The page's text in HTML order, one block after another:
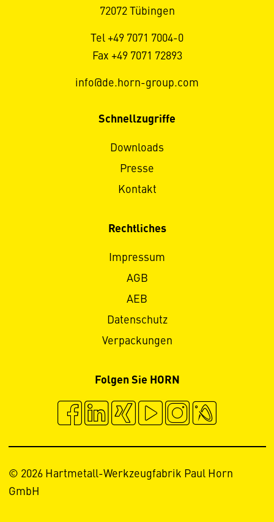
72072 Tübingen
Tel +49 7071 7004-0
Fax +49 7071 72893
info@de.horn-group.com
Schnellzugriffe
Downloads
Presse
Kontakt
Rechtliches
Impressum
AGB
AEB
Datenschutz
Verpackungen
Folgen Sie HORN
© 2026 Hartmetall-Werkzeugfabrik Paul Horn
GmbH